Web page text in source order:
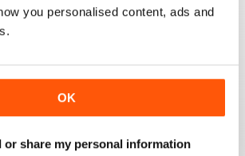
you personalised content, ads and
OK
or share my personal information